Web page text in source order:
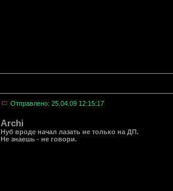
Отправлено: 25.04.09 12:15:17
Archi
Нуб вроде начал лазать не только на ДП.
Не знаешь - не говори.